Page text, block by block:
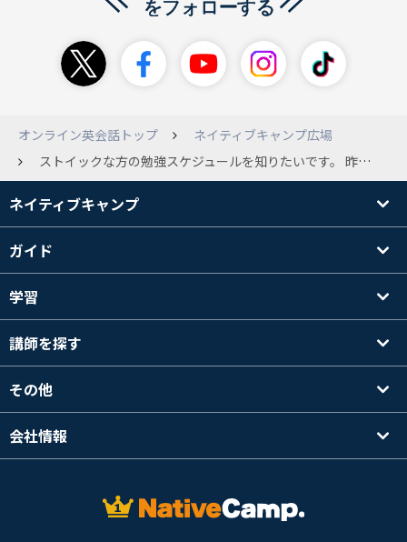
オンライン英会話トップ
ネイティブキャンプ広場
ストイックな方の勉強スケジュールを知りたいです。 昨日からネイティブキャップ再開しました。 本気で「喋れない・書けない」状況を打破したいと思っています。 どうか、我こそはストイックと言う方、スケジュール教えてください。 （ストイック基準は、私以上ですので、ほぼ全員の方が当てはまると思われます。）
ネイティブキャンプ
ガイド
学習
講師を探す
その他
会社情報